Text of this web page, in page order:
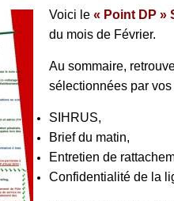
Voici le « Point DP »
du mois de Février.
Au sommaire,
sélectionnées par vos
SIHRUS,
Brief du matin,
Entretien de
Confidentialité de la